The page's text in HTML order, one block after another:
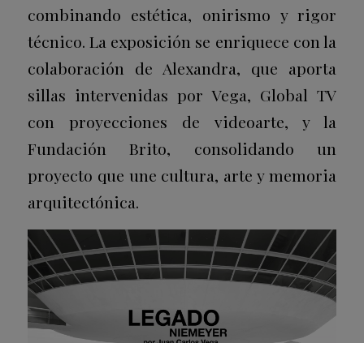
combinando estética, onirismo y rigor
técnico. La exposición se enriquece con la
colaboración de Alexandra, que aporta
sillas intervenidas por Vega, Global TV
con proyecciones de videoarte, y la
Fundación Brito, consolidando un
proyecto que une cultura, arte y memoria
arquitectónica.